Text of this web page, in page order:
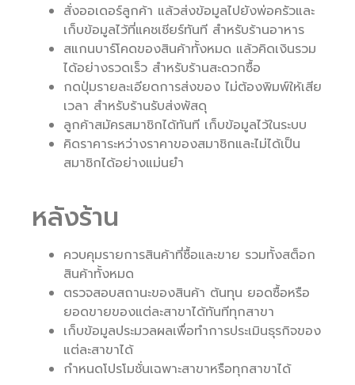
สั่งออเดอร์ลูกค้า แล้วส่งข้อมูลไปยังพ่อครัวและ
เก็บข้อมูลไว้ที่แคชเชียร์ทันที สำหรับร้านอาหาร
สแกนบาร์โคดของสินค้าทั้งหมด แล้วคิดเงินรวม
ได้อย่างรวดเร็ว สำหรับร้านสะดวกซื้อ
กดปุ่มรายละเอียดการส่งของ ไม่ต้องพิมพ์ให้เสีย
เวลา สำหรับร้านรับส่งพัสดุ
ลูกค้าสมัครสมาชิกได้ทันที เก็บข้อมูลไว้ในระบบ
คิดราคาระหว่างราคาของสมาชิกและไม่ได้เป็น
สมาชิกได้อย่างแม่นยำ
หลังร้าน
ควบคุมรายการสินค้าที่ซื้อและขาย รวมทั้งสต็อก
สินค้าทั้งหมด
ตรวจสอบสถานะของสินค้า ต้นทุน ยอดซื้อหรือ
ยอดขายของแต่ละสาขาได้ทันทีทุกสาขา
เก็บข้อมูลประมวลผลเพื่อทำการประเมินธุรกิจของ
แต่ละสาขาได้
กำหนดโปรโมชั่นเฉพาะสาขาหรือทุกสาขาได้